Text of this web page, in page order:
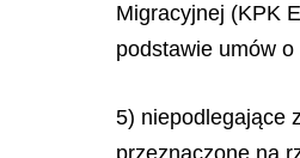
Migracyjnej (KPK
podstawie umów o
5) niepodlegające
przeznaczone na